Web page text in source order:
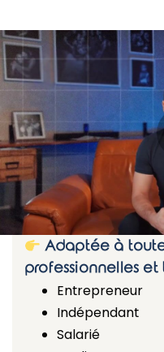
Adaptée à
professionnelles et
Entrepreneur
Indépendant
Salarié